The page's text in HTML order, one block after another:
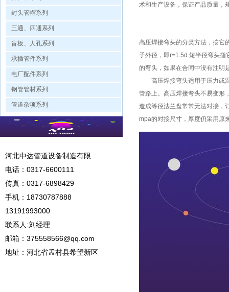
封头管帽系列
三通、四通系列
盲板、人孔系列
承插管件系列
电厂配件系列
钢管管材系列
管道杂项系列
河北中达管道设备制造有限
电话： 0317-6600111
传真：0317-6898429
手机： 18730787888
13191993000
联系人:刘经理
邮箱： 375558566@qq.com
地址：河北省孟村县希望新区
术和生产设备，保证产品质量，
高压焊接弯头的分类方法，按它
子外径，即r=1.5d.短半径弯头
的弯头，如果在合同中没有注明
高压焊接弯头适用于压力或温
管路上。高压焊接弯头不易变形
造成等径法兰盘常常无法对接，
mpa的对接尺寸，厚度仍采用原